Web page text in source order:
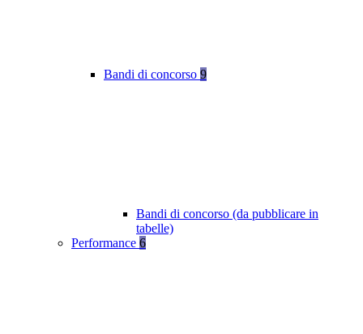
Bandi di concorso 9
Bandi di concorso (da pubblicare in
tabelle)
Performance 6